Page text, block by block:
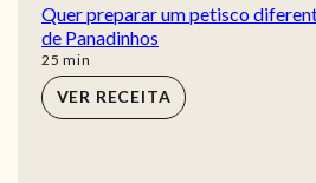
Quer preparar um petisco
de Panadinhos
25 min
min
VER RECEITA